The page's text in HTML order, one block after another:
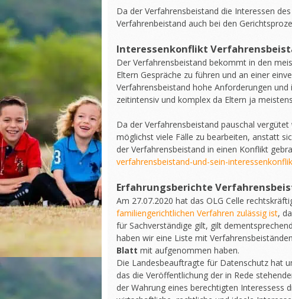
Da der Verfahrensbeistand die Interessen
Verfahrenbeistand auch bei den
Interessenkonflikt
Der Verfahrensbeistand bekommt in den
Eltern Gespräche zu führen und an einer
Verfahrensbeistand hohe Anforderungen
zeitintensiv und komplex da Eltern ja
Da der Verfahrensbeistand pauschal
möglichst viele Fälle zu bearbeiten, anstatt
der Verfahrensbeistand in einen Konflikt
verfahrensbeistand-und-sein-
Erfahrungsberichte
Am 27.07.2020 hat das OLG Celle
familiengerichtlichen Verfahren zulässig ist,
für Sachverständige gilt, gilt
haben wir eine Liste mit
Blatt mit aufgenommen haben.
Die Landesbeauftragte für Datenschutz hat
das die Veröffentlichung der in Rede
der Wahrung eines berechtigten Interessess